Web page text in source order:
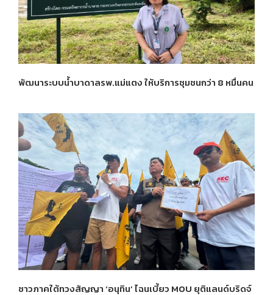
พัฒนาระบบน้ำบาดาลรพ.แม่แตง ให้บริการชุมชนกว่า 8 หมื่นคน
ชาวภาคใต้ทวงสัญญา ‘อนุทิน’ ไฉนเบี้ยว MOU ยุติแลนด์บริดจ์